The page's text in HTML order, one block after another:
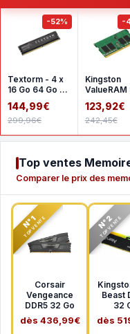
-52%
Textorm - 4 x
16 Go 64 Go -
DDR4 2666
MHz - CL19
144,99€
299,96€
-
Kingston
ValueRAM
DIMM 16 Go
DDR4 3200
MHz CL22
123,92€
242,45€
Top ventes
Comparer le prix des
N°1
TOP VENTE
Corsair
Vengeance
DDR5 32 Go
dès 436,99€
N°2
TOP VENTE
Beast
32
dès